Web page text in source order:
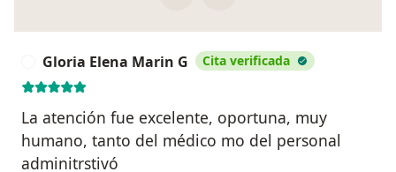
Gloria Elena Marin G Cita verificada
La atención fue excelente, oportuna, muy
humano, tanto del médico mo del personal
adminitrstivó